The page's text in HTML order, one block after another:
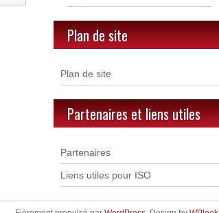
Plan de site
Plan de site
Partenaires et liens utiles
Partenaires
Liens utiles pour ISO